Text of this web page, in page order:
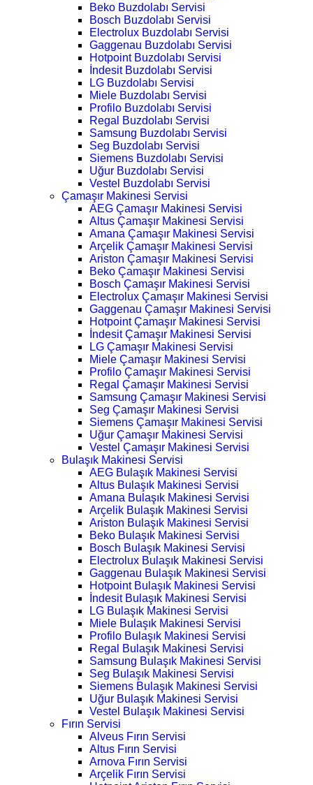
Beko Buzdolabı Servisi
Bosch Buzdolabı Servisi
Electrolux Buzdolabı Servisi
Gaggenau Buzdolabı Servisi
Hotpoint Buzdolabı Servisi
İndesit Buzdolabı Servisi
LG Buzdolabı Servisi
Miele Buzdolabı Servisi
Profilo Buzdolabı Servisi
Regal Buzdolabı Servisi
Samsung Buzdolabı Servisi
Seg Buzdolabı Servisi
Siemens Buzdolabı Servisi
Uğur Buzdolabı Servisi
Vestel Buzdolabı Servisi
Çamaşır Makinesi Servisi
AEG Çamaşır Makinesi Servisi
Altus Çamaşır Makinesi Servisi
Amana Çamaşır Makinesi Servisi
Arçelik Çamaşır Makinesi Servisi
Ariston Çamaşır Makinesi Servisi
Beko Çamaşır Makinesi Servisi
Bosch Çamaşır Makinesi Servisi
Electrolux Çamaşır Makinesi Servisi
Gaggenau Çamaşır Makinesi Servisi
Hotpoint Çamaşır Makinesi Servisi
İndesit Çamaşır Makinesi Servisi
LG Çamaşır Makinesi Servisi
Miele Çamaşır Makinesi Servisi
Profilo Çamaşır Makinesi Servisi
Regal Çamaşır Makinesi Servisi
Samsung Çamaşır Makinesi Servisi
Seg Çamaşır Makinesi Servisi
Siemens Çamaşır Makinesi Servisi
Uğur Çamaşır Makinesi Servisi
Vestel Çamaşır Makinesi Servisi
Bulaşık Makinesi Servisi
AEG Bulaşık Makinesi Servisi
Altus Bulaşık Makinesi Servisi
Amana Bulaşık Makinesi Servisi
Arçelik Bulaşık Makinesi Servisi
Ariston Bulaşık Makinesi Servisi
Beko Bulaşık Makinesi Servisi
Bosch Bulaşık Makinesi Servisi
Electrolux Bulaşık Makinesi Servisi
Gaggenau Bulaşık Makinesi Servisi
Hotpoint Bulaşık Makinesi Servisi
İndesit Bulaşık Makinesi Servisi
LG Bulaşık Makinesi Servisi
Miele Bulaşık Makinesi Servisi
Profilo Bulaşık Makinesi Servisi
Regal Bulaşık Makinesi Servisi
Samsung Bulaşık Makinesi Servisi
Seg Bulaşık Makinesi Servisi
Siemens Bulaşık Makinesi Servisi
Uğur Bulaşık Makinesi Servisi
Vestel Bulaşık Makinesi Servisi
Fırın Servisi
Alveus Fırın Servisi
Altus Fırın Servisi
Arnova Fırın Servisi
Arçelik Fırın Servisi